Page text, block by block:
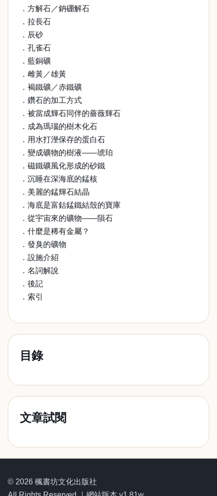
．方解石／鈉硼解石
．拉長石
．辰砂
．孔雀石
．藍銅礦
．雌黃／雄黃
．褐鐵礦／赤鐵礦
．鑽石的加工方式
．被當成輝石同伴的薔薇輝石
．成為瑪瑙的樹木化石
．用水打溼保存的蛋白石
．變成礦物的樹液——琥珀
．磁鐵礦風化形成的砂鐵
．沉睡在深海底的錳核
．美麗的錳輝石結晶
．海底是富鈷錳鐵結殼的寶庫
．從宇宙來的礦物——隕石
．什麼是稀有金屬？
．發臭的礦物
．設施介紹
．名詞解說
．後記
．索引
目錄
文章試閱
© 2026 楓書坊文化出版社